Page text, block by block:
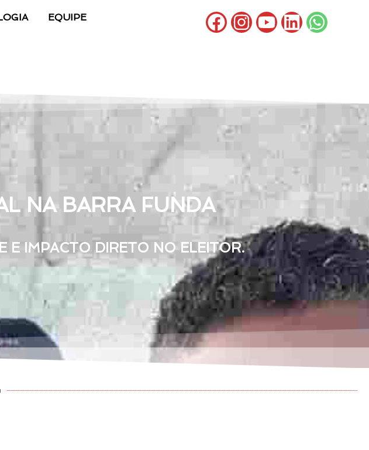
EQUIPE
NA BARRA FUNDA
E IMPACTO DIRETO NO ELEITOR.